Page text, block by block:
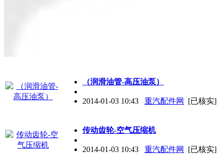
（润滑油管-高压油泵）
2014-01-03 10:43 重汽配件网 [已核实]
传动齿轮-空气压缩机
2014-01-03 10:43 重汽配件网 [已核实]